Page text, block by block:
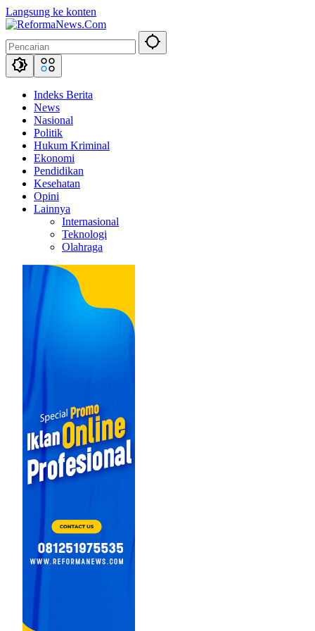
Langsung ke konten
Indeks Berita
News
Nasional
Politik
Hukum Kriminal
Ekonomi
Pendidikan
Kesehatan
Opini
Lainnya
Internasional
Teknologi
Olahraga